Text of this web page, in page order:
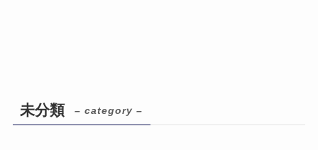
未分類 – category –